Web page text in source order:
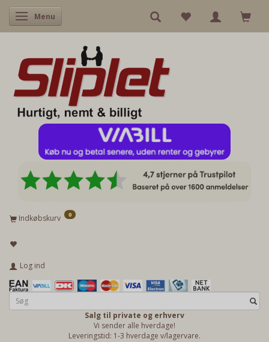
Skifte navigation
Menu
Indkøbskurv 0
Log ind
Salg til private og erhverv
Vi sender alle hverdage!
Leveringstid: 1-3 hverdage v/lagervare.